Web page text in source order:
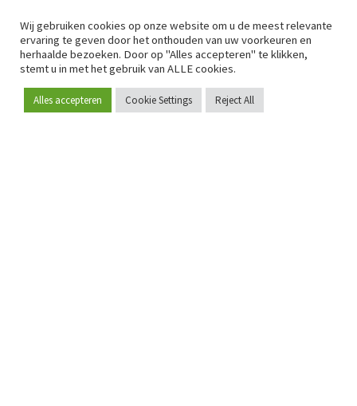
Word lid
Wij gebruiken cookies op onze website om u de meest relevante
ervaring te geven door het onthouden van uw voorkeuren en
herhaalde bezoeken. Door op "Alles accepteren" te klikken,
stemt u in met het gebruik van ALLE cookies.
Alles accepteren Cookie Settings Reject All